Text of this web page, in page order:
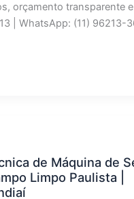
orçamento transparente
| WhatsApp: (11) 96213-
de Máquina de
Limpo Paulista |